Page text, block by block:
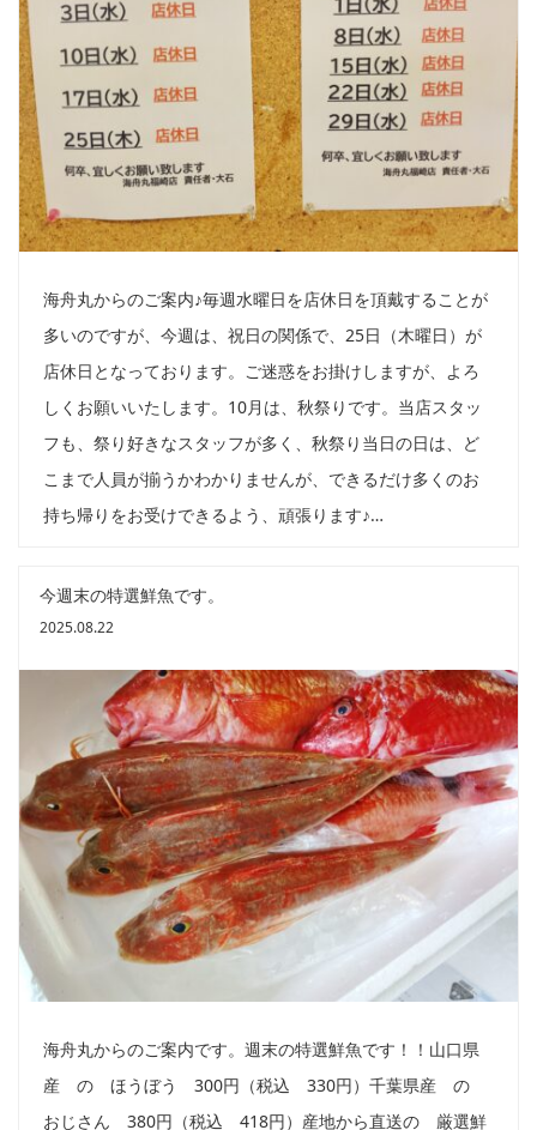
海舟丸からのご案内♪毎週水曜日を店休日を頂戴することが
多いのですが、今週は、祝日の関係で、25日（木曜日）が
店休日となっております。ご迷惑をお掛けしますが、よろ
しくお願いいたします。10月は、秋祭りです。当店スタッ
フも、祭り好きなスタッフが多く、秋祭り当日の日は、ど
こまで人員が揃うかわかりませんが、できるだけ多くのお
持ち帰りをお受けできるよう、頑張ります♪…
今週末の特選鮮魚です。
2025.08.22
海舟丸からのご案内です。週末の特選鮮魚です！！山口県
産 の ほうぼう 300円（税込 330円）千葉県産 の
おじさん 380円（税込 418円）産地から直送の 厳選鮮